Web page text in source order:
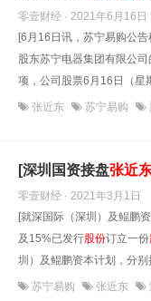
零壹财经 · 2021年6月16日
[6月16日讯，苏宁易购公
股东苏宁电器集团有限公
项，公司股票6月16日（星
张近东 苏宁易购
[深圳国资接盘张近
零壹财经 · 2021年3月1日
[就深国际（深圳）及鲲鹏
及15%已发行股份订立一份
圳）及鲲鹏资本计划，分
苏宁易购 张近东